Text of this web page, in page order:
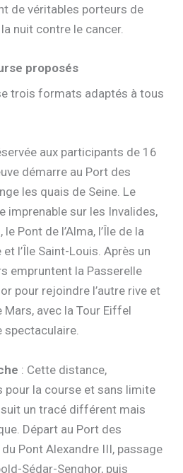
de véritables porteurs de
nuit contre le cancer.
proposés
trois formats adaptés à tous
aux participants de 16
démarre au Port des
les quais de Seine. Le
imprenable sur les Invalides,
Pont de l’Alma, l’Île de la
l’Île Saint-Louis. Après un
empruntent la Passerelle
pour rejoindre l’autre rive et
avec la Tour Eiffel
spectaculaire.
: Cette distance,
pour la course et sans limite
suit un tracé différent mais
Départ au Port des
Pont Alexandre III, passage
Sédar-Senghor, puis